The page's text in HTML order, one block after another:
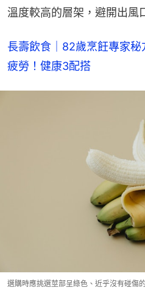
溫度較高的層架，避開出風
長壽飲食｜82歲烹飪專家
疲勞！健康3配搭
選購時應挑選莖部呈綠色、近乎沒有碰傷